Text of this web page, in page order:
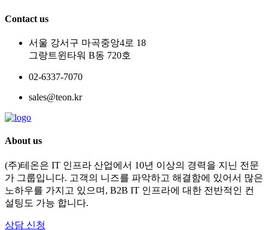
Contact us
서울 강서구 마곡중앙4로 18
그랑트윈타워 B동 720호
02-6337-7070
sales@teon.kr
About us
(주)테온은 IT 인프라 산업에서 10년 이상의 경력을 지닌 전문
가 그룹입니다. 고객의 니즈를 파악하고 해결함에 있어서 많은
노하우를 가지고 있으며, B2B IT 인프라에 대한 전반적인 컨
설팅도 가능 합니다.
상담 신청